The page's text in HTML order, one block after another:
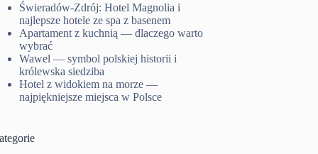
Świeradów-Zdrój: Hotel Magnolia i
najlepsze hotele ze spa z basenem
Apartament z kuchnią — dlaczego warto
wybrać
Wawel — symbol polskiej historii i
królewska siedziba
Hotel z widokiem na morze —
najpiękniejsze miejsca w Polsce